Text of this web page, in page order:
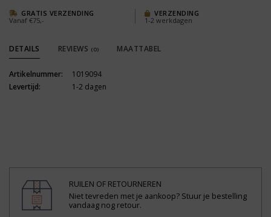
GRATIS VERZENDING
Vanaf €75,-
VERZENDING
1-2 werkdagen
DETAILS REVIEWS (0) MAATTABEL
Artikelnummer:
1019094
Levertijd:
1-2 dagen
RUILEN OF RETOURNEREN
Niet tevreden met je aankoop? Stuur je bestelling
vandaag nog retour.